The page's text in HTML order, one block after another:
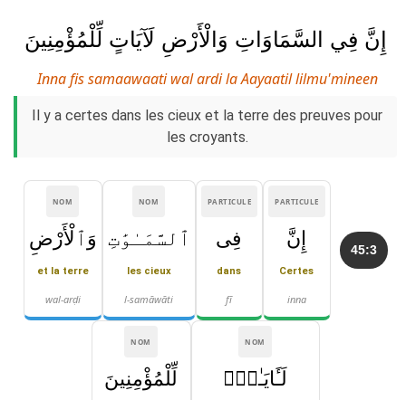
إِنَّ فِي السَّمَاوَاتِ وَالْأَرْضِ لَآيَاتٍ لِّلْمُؤْمِنِينَ
Inna fis samaawaati wal ardi la Aayaatil lilmu'mineen
Il y a certes dans les cieux et la terre des preuves pour
les croyants.
45:3
PARTICULE
إِنَّ
Certes
inna
PARTICULE
فِى
dans
fī
NOM
ٱلسَّمَـٰوَٰتِ
les cieux
l-samāwāti
NOM
وَٱلْأَرْضِ
et la terre
wal-arḍi
NOM
لَـَٔايَـٰتٍۢ
NOM
لِّلْمُؤْمِنِينَ